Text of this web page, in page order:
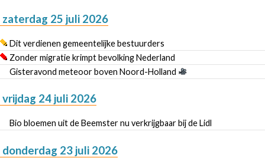
zaterdag 25 juli 2026
Dit verdienen gemeentelijke bestuurders
Zonder migratie krimpt bevolking Nederland
Gisteravond meteoor boven Noord-Holland
vrijdag 24 juli 2026
Bio bloemen uit de Beemster nu verkrijgbaar bij de Lidl
donderdag 23 juli 2026